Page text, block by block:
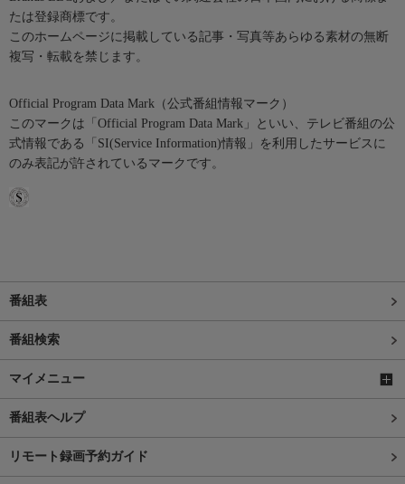
たは登録商標です。
このホームページに掲載している記事・写真等あらゆる素材の無断
複写・転載を禁じます。
Official Program Data Mark（公式番組情報マーク）
このマークは「Official Program Data Mark」といい、テレビ番組の公
式情報である「SI(Service Information)情報」を利用したサービスに
のみ表記が許されているマークです。
番組表
番組検索
マイメニュー
番組表ヘルプ
リモート録画予約ガイド